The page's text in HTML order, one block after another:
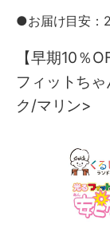
●お届け目安：
【早期10％
フィットち
ク/マリン>